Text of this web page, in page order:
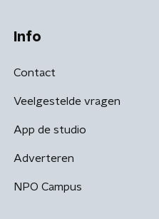
Info
Contact
Veelgestelde vragen
App de studio
Adverteren
NPO Campus